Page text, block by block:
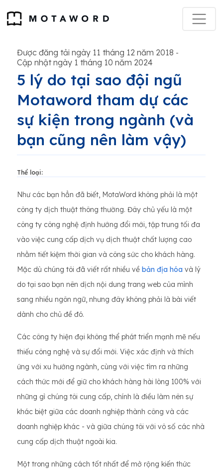
Được đăng tải ngày 11 tháng 12 năm 2018 -
Cập nhật ngày 1 tháng 10 năm 2024
5 lý do tại sao đội ngũ
Motaword tham dự các
sự kiện trong ngành (và
bạn cũng nên làm vậy)
Thể loại:
Như các bạn hẳn đã biết, MotaWord không phải là một
công ty dịch thuật thông thường. Đây chủ yếu là một
công ty công nghệ định hướng đổi mới, tập trung tối đa
vào việc cung cấp dịch vụ dịch thuật chất lượng cao
nhằm tiết kiệm thời gian và công sức cho khách hàng.
Mặc dù chúng tôi đã viết rất nhiều về bản địa hóa và lý
do tại sao bạn nên dịch nội dung trang web của mình
sang nhiều ngôn ngữ, nhưng đây không phải là bài viết
dành cho chủ đề đó.
Các công ty hiện đại không thể phát triển mạnh mẽ nếu
thiếu công nghệ và sự đổi mới. Việc xác định và thích
ứng với xu hướng ngành, cùng với việc tìm ra những
cách thức mới để giữ cho khách hàng hài lòng 100% với
những gì chúng tôi cung cấp, chính là điều làm nên sự
khác biệt giữa các doanh nghiệp thành công và các
doanh nghiệp khác - và giữa chúng tôi với vô số các nhà
cung cấp dịch thuật ngoài kia.
Một trong những cách tốt nhất để mở rộng kiến ​​thức